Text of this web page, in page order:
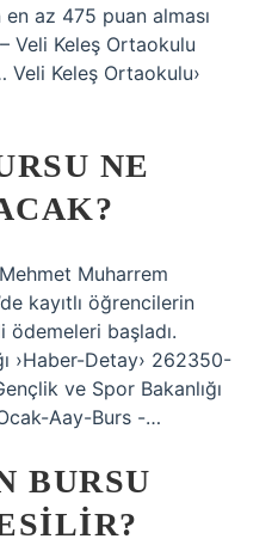
az 475 puan alması
Veli Keleş Ortaokulu
Veli Keleş Ortaokulu›
NE
Muharrem
kayıtlı öğrencilerin
ödemeleri başladı.
›Haber-Detay› 262350-
ve Spor Bakanlığı
Aay-Burs -…
BURSU